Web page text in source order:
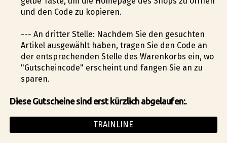
und den Code zu kopieren.
--- An dritter Stelle: Nachdem Sie den gesuchten
Artikel ausgewählt haben, tragen Sie den Code an
der entsprechenden Stelle des Warenkorbs ein, wo
"Gutscheincode" erscheint und fangen Sie an zu
sparen.
Diese Gutscheine sind erst kürzlich abgelaufen:.
TRAINLINE